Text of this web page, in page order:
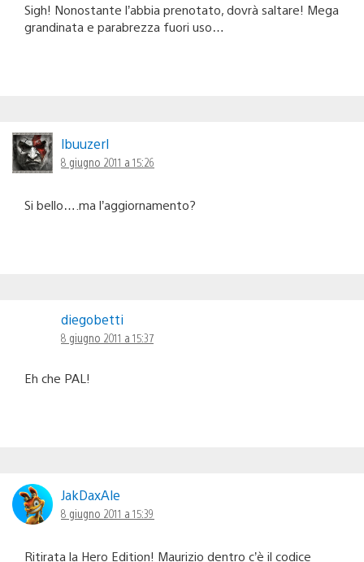
Sigh! Nonostante l’abbia prenotato, dovrà saltare! Mega
grandinata e parabrezza fuori uso…
lbuuzerl
8 giugno 2011 a 15:26
Si bello….ma l’aggiornamento?
diegobetti
8 giugno 2011 a 15:37
Eh che PAL!
JakDaxAle
8 giugno 2011 a 15:39
Ritirata la Hero Edition! Maurizio dentro c’è il codice